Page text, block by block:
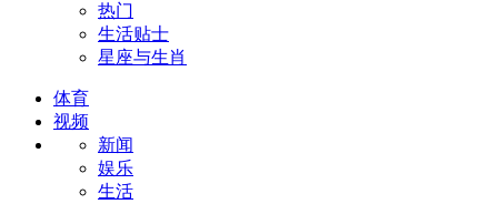
热门
生活贴士
星座与生肖
体育
视频
新闻
娱乐
生活